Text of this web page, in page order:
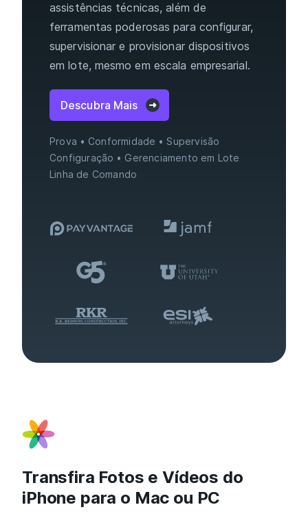
assistências técnicas, além de
ferramentas poderosas para configurar,
supervisionar e provisionar dispositivos
em lote, mesmo em escala empresarial.
Descubra Mais
Prova Conformidade
Supervisão
Configuração
Gerenciamento em Lote
Linha de Comando
Transfira Fotos e Vídeos do
iPhone para o Mac ou PC